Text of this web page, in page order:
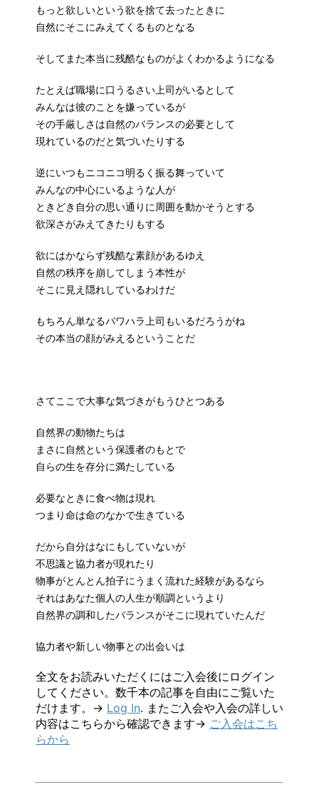
もっと欲しいという欲を捨て去ったときに
自然にそこにみえてくるものとなる
そしてまた本当に残酷なものがよくわかるようになる
たとえば職場に口うるさい上司がいるとして
みんなは彼のことを嫌っているが
その手厳しさは自然のバランスの必要として
現れているのだと気づいたりする
逆にいつもニコニコ明るく振る舞っていて
みんなの中心にいるような人が
ときどき自分の思い通りに周囲を動かそうとする
欲深さがみえてきたりもする
欲にはかならず残酷な素顔があるゆえ
自然の秩序を崩してしまう本性が
そこに見え隠れしているわけだ
もちろん単なるパワハラ上司もいるだろうがね
その本当の顔がみえるということだ
さてここで大事な気づきがもうひとつある
自然界の動物たちは
まさに自然という保護者のもとで
自らの生を存分に満たしている
必要なときに食べ物は現れ
つまり命は命のなかで生きている
だから自分はなにもしていないが
不思議と協力者が現れたり
物事がとんとん拍子にうまく流れた経験があるなら
それはあなた個人の人生が順調というより
自然界の調和したバランスがそこに現れていたんだ
協力者や新しい物事との出会いは
全文をお読みいただくにはご入会後にログイン
してください。数千本の記事を自由にご覧いた
だけます。→ Log In. またご入会や入会の詳しい
内容はこちらから確認できます→ ご入会はこち
らから